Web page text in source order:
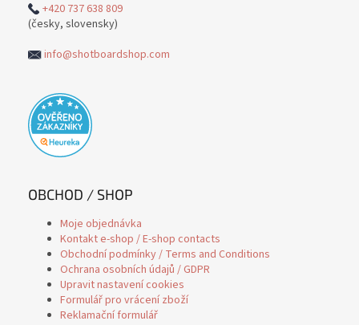
+420 737 638 809
(česky, slovensky)
info@shotboardshop.com
OBCHOD / SHOP
Moje objednávka
Kontakt e-shop / E-shop contacts
Obchodní podmínky / Terms and Conditions
Ochrana osobních údajů / GDPR
Upravit nastavení cookies
Formulář pro vrácení zboží
Reklamační formulář